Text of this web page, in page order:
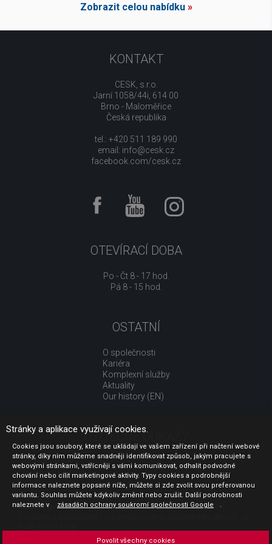
Zobrazit celou nabídku»
KONTAKT
CESK, s.r.o.
Jarní 1058/44i, 614 00
Brno - Maloměřice
Česká republika
tel.: +420 511 189 990
email: info@cesk.cz
facebook.com/cesk.cz
OTEVÍRACÍ DOBA
Po - Čt 8 - 17 hod.
Pá 8 - 15 hod.
OSTATNÍ
O společnosti
Kariéra
Komplexní služby
Aktuality
Our history (EN)
UŽITEČNÉ ODKAZY
Jak nakupovat
Obchodní podmínky
GDPR - ochrana osobních údajů
Profil zadavatele
Sdělení před uzavřením kupní smlouvy pro spotřebitele
Stránky a aplikace využívají cookies.
Cookies jsou soubory, které se ukládají ve vašem zařízení při načtení webové
stránky, díky nim můžeme snadněji identifikovat způsob, jakým pracujete s
webovými stránkami, vstřícněji s vámi komunikovat, odhalit podvodné
chování nebo cílit marketingové aktivity. Typy cookies a podrobnější
informace naleznete popsané níže, můžete si zde zvolit svou preferovanou
variantu. Souhlas můžete kdykoliv změnit nebo zrušit. Další podrobnosti
naleznete v
zásadách ochrany soukromí společnosti Google .
Povolit všechny cookies